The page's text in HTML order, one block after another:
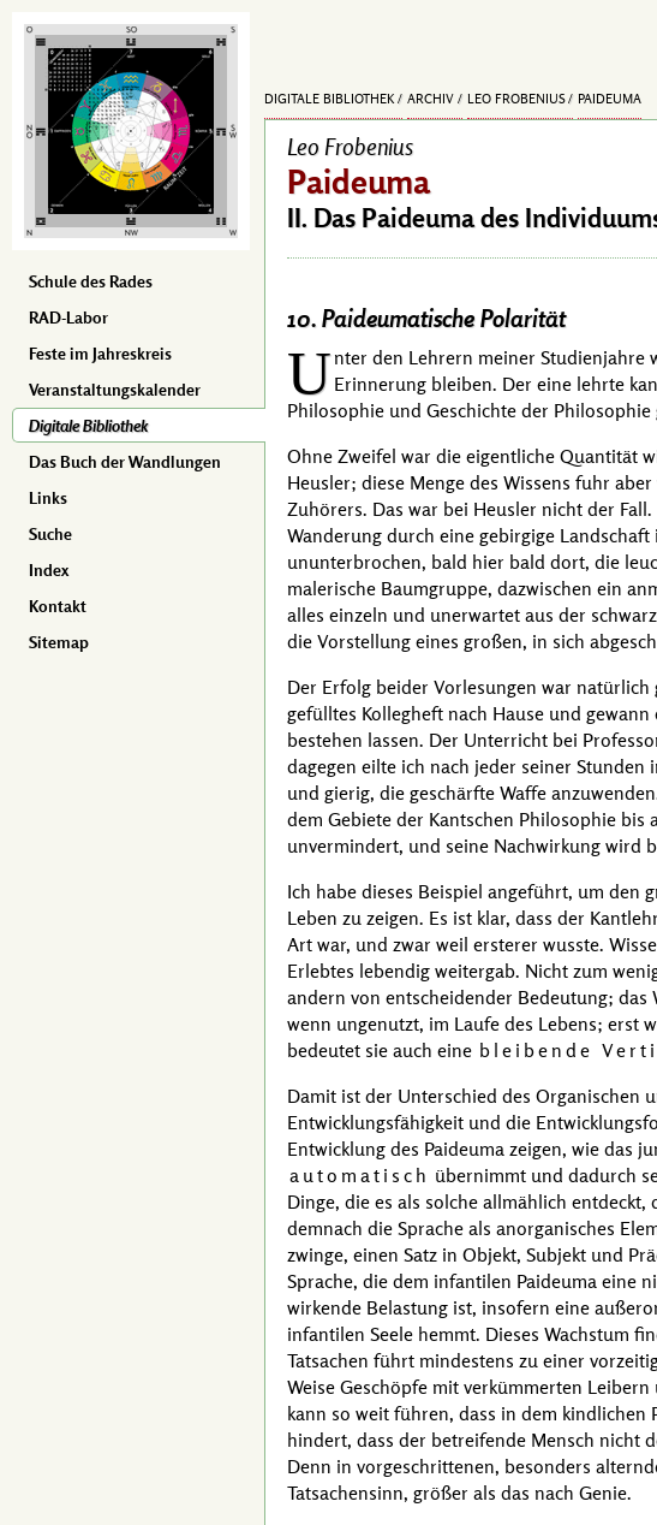
Schule des Rades
RAD-Labor
Feste im Jahreskreis
Veranstaltungskalender
Digitale Bibliothek
Das Buch der Wandlungen
Links
Suche
Index
Kontakt
Sitemap
DIGITALE BIBLIOTHEK ARCHIV LEO FROBENIUS PAIDEUMA
Leo Frobenius
Paideuma
II. Das Paideuma des
10. Paideumatische Polarität
Unter den Lehrern meiner Studienjahre
Erinnerung bleiben. Der eine lehrte
Philosophie und Geschichte der
Ohne Zweifel war die eigentliche Quantität
Heusler; diese Menge des Wissens fuhr
Zuhörers. Das war bei Heusler nicht der
Wanderung durch eine gebirgige
ununterbrochen, bald hier bald dort, die
malerische Baumgruppe, dazwischen ein
alles einzeln und unerwartet aus der
die Vorstellung eines großen, in sich
Der Erfolg beider Vorlesungen war
gefülltes Kollegheft nach Hause und
bestehen lassen. Der Unterricht bei
dagegen eilte ich nach jeder seiner
und gierig, die geschärfte Waffe
dem Gebiete der Kantschen Philosophie bis
unvermindert, und seine Nachwirkung wird
Ich habe dieses Beispiel angeführt, um den
Leben zu zeigen. Es ist klar, dass der
Art war, und zwar weil ersterer wusste.
Erlebtes lebendig weitergab. Nicht zum
andern von entscheidender Bedeutung;
wenn ungenutzt, im Laufe des Lebens; erst
bedeutet sie auch eine bleibende
Damit ist der Unterschied des Organischen
Entwicklungsfähigkeit und die
Entwicklung des Paideuma zeigen, wie das
automatisch übernimmt und dadurch
Dinge, die es als solche allmählich
demnach die Sprache als anorganisches
zwinge, einen Satz in Objekt, Subjekt und
Sprache, die dem infantilen Paideuma eine
wirkende Belastung ist, insofern eine
infantilen Seele hemmt. Dieses Wachstum
Tatsachen führt mindestens zu einer
Weise Geschöpfe mit verkümmerten
kann so weit führen, dass in dem
hindert, dass der betreifende Mensch nicht
Denn in vorgeschrittenen, besonders
Tatsachensinn, größer als das nach Genie.